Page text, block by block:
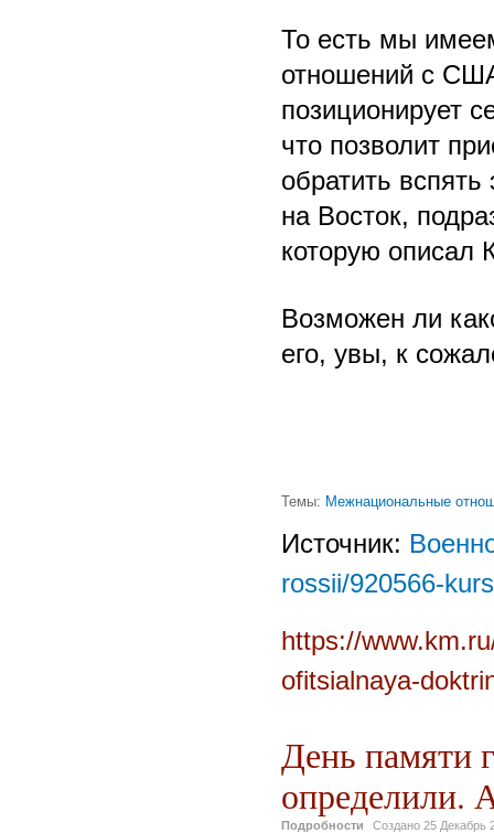
То есть мы
отношений с
позиционирует
что позволит
обратить
на Восток,
которую описал
Возможен ли
его, увы, к
Темы: Межнациональные
Источник:
rossii/920566-
https://
ofitsialnaya-
День памяти
определили.
Подробности Создано 25 Декабрь